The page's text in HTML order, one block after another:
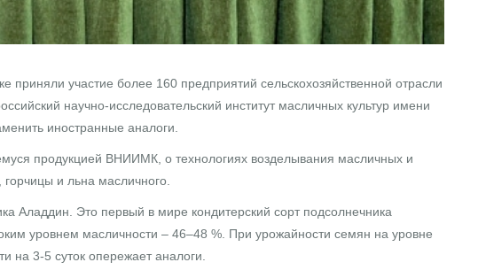
участие более 160 предприятий сельскохозяйственной отрасли
научно-исследовательский институт масличных культур имени
иностранные аналоги.
продукцией ВНИИМК, о технологиях возделывания масличных и
и льна масличного.
Аладдин. Это первый в мире кондитерский сорт подсолнечника
уровнем масличности – 46–48 %. При урожайности семян на уровне
на 3-5 суток опережает аналоги.